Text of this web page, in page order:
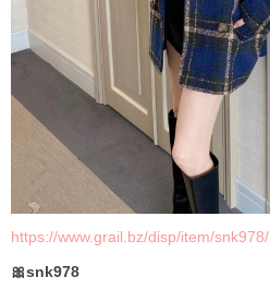
https://www.grail.bz/disp/item/snk978/
🎀snk978